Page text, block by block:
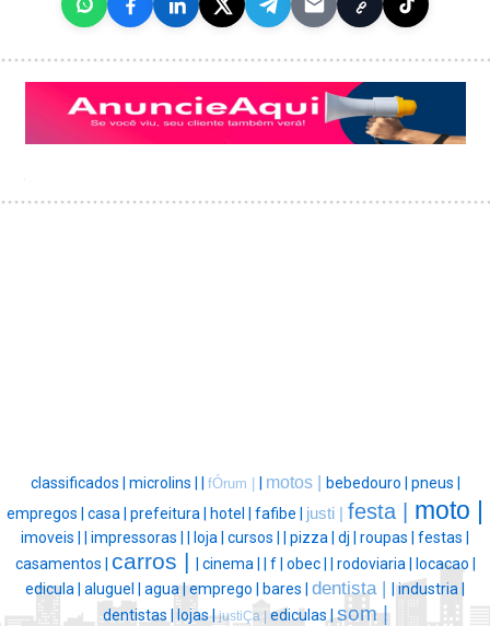
classificados | microlins | | fÓrum | | motos | bebedouro | pneus |
empregos | casa | prefeitura | hotel | fafibe | justi | festa | moto |
imoveis | | impressoras | | loja | cursos | | pizza | dj | roupas | festas |
casamentos | carros | | cinema | | f | obec | | rodoviaria | locacao |
edicula | aluguel | agua |emprego | bares | dentista | |industria |
dentistas | lojas |justiÇa | ediculas |som |